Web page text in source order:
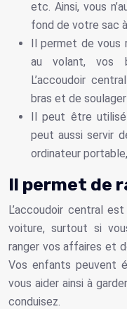
etc. Ainsi, vous
fond de votre sac
Il permet de vous
au volant, vos
L’accoudoir
bras et de soulager
Il peut être utilisé
peut aussi servir
ordinateur
Il permet de
L’accoudoir central
voiture, surtout si
ranger vos affaires et
Vos enfants peuvent
vous aider ainsi à
conduisez.